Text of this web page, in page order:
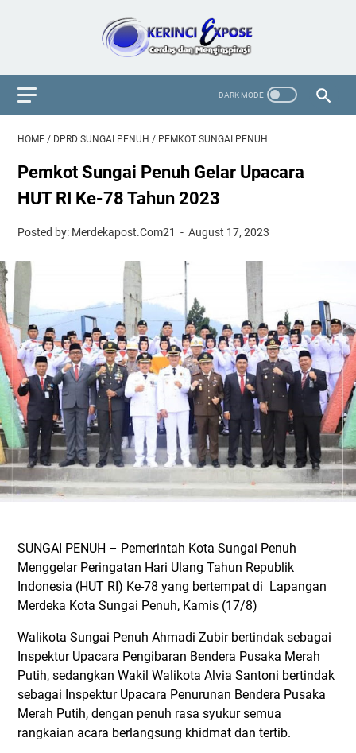
HOME / DPRD SUNGAI PENUH / PEMKOT SUNGAI PENUH
Pemkot Sungai Penuh Gelar Upacara
HUT RI Ke-78 Tahun 2023
Posted by: Merdekapost.Com21 August 17, 2023
SUNGAI PENUH – Pemerintah Kota Sungai Penuh
Menggelar Peringatan Hari Ulang Tahun Republik
Indonesia (HUT RI) Ke-78 yang bertempat di Lapangan
Merdeka Kota Sungai Penuh, Kamis (17/8)
Walikota Sungai Penuh Ahmadi Zubir bertindak sebagai
Inspektur Upacara Pengibaran Bendera Pusaka Merah
Putih, sedangkan Wakil Walikota Alvia Santoni bertindak
sebagai Inspektur Upacara Penurunan Bendera Pusaka
Merah Putih, dengan penuh rasa syukur semua
rangkaian acara berlangsung khidmat dan tertib.